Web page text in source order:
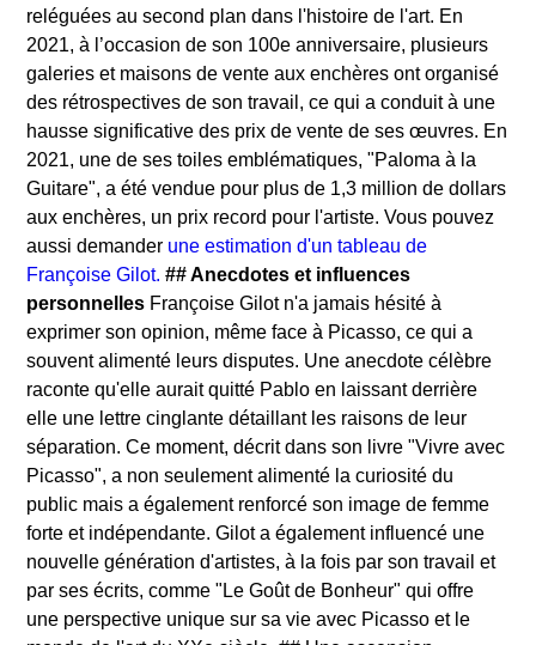
reléguées au second plan dans l'histoire de l'art. En
2021, à l’occasion de son 100e anniversaire, plusieurs
galeries et maisons de vente aux enchères ont organisé
des rétrospectives de son travail, ce qui a conduit à une
hausse significative des prix de vente de ses œuvres. En
2021, une de ses toiles emblématiques, "Paloma à la
Guitare", a été vendue pour plus de 1,3 million de dollars
aux enchères, un prix record pour l'artiste. Vous pouvez
aussi demander une estimation d'un tableau de
Françoise Gilot. ## Anecdotes et influences
personnelles Françoise Gilot n'a jamais hésité à
exprimer son opinion, même face à Picasso, ce qui a
souvent alimenté leurs disputes. Une anecdote célèbre
raconte qu'elle aurait quitté Pablo en laissant derrière
elle une lettre cinglante détaillant les raisons de leur
séparation. Ce moment, décrit dans son livre "Vivre avec
Picasso", a non seulement alimenté la curiosité du
public mais a également renforcé son image de femme
forte et indépendante. Gilot a également influencé une
nouvelle génération d'artistes, à la fois par son travail et
par ses écrits, comme "Le Goût de Bonheur" qui offre
une perspective unique sur sa vie avec Picasso et le